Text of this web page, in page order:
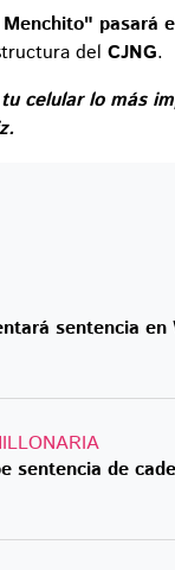
Menchito" pasará
del CJNG.
celular lo más
sentencia en
sentencia de